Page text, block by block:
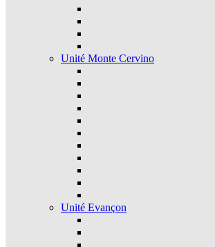
Unité Monte Cervino
Unité Evançon